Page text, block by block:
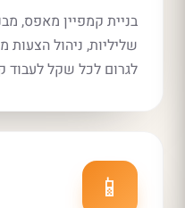
בניית קמפיין מאפס,
שליליות, ניהול הצעות
לגרום לכל שקל לעבוד
📱